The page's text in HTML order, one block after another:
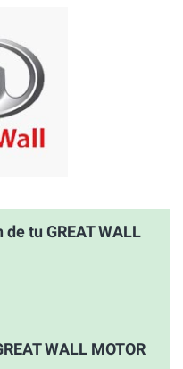
tu GREAT WALL
WALL MOTOR